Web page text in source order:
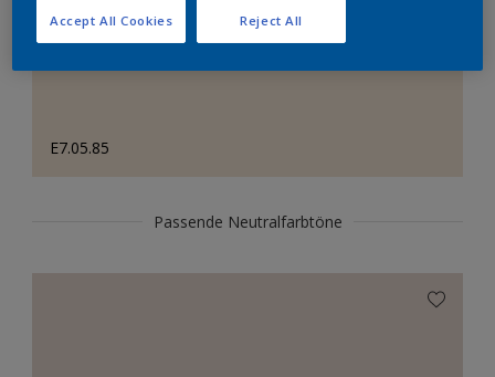
E7.05.85
Passende Neutralfarbtöne
Reject All
Accept All Cookies